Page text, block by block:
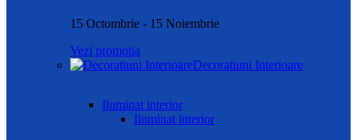
15 Octombrie - 15 Noiembrie
Vezi promotia
Decoratiuni Interioare
Iluminat interior
Iluminat interior